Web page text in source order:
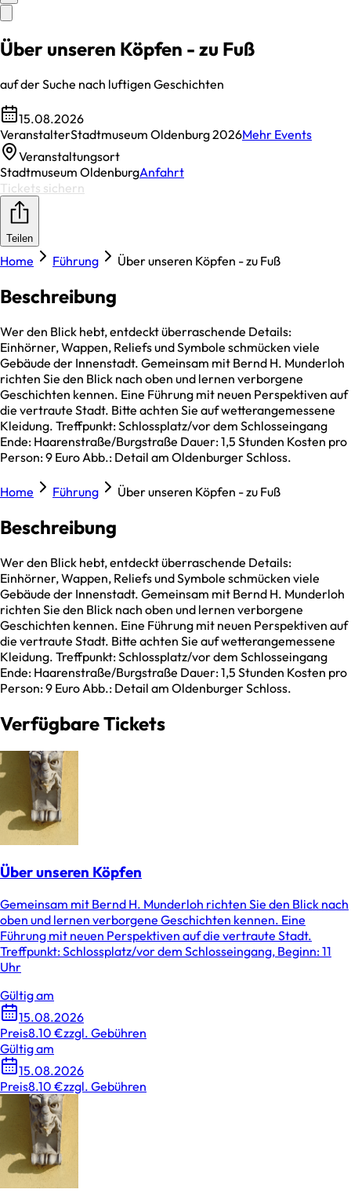
Über unseren Köpfen - zu Fuß
auf der Suche nach luftigen Geschichten
15.08.2026
VeranstalterStadtmuseum Oldenburg 2026Mehr Events
Veranstaltungsort
Stadtmuseum OldenburgAnfahrt
Tickets sichern
Teilen
Home Führung Über unseren Köpfen - zu Fuß
Beschreibung
Wer den Blick hebt, entdeckt überraschende Details:
Einhörner, Wappen, Reliefs und Symbole schmücken viele
Gebäude der Innenstadt. Gemeinsam mit Bernd H. Munderloh
richten Sie den Blick nach oben und lernen verborgene
Geschichten kennen. Eine Führung mit neuen Perspektiven auf
die vertraute Stadt. Bitte achten Sie auf wetterangemessene
Kleidung. Treffpunkt: Schlossplatz/vor dem Schlosseingang
Ende: Haarenstraße/Burgstraße Dauer: 1,5 Stunden Kosten pro
Person: 9 Euro Abb.: Detail am Oldenburger Schloss.
Home Führung Über unseren Köpfen - zu Fuß
Beschreibung
Wer den Blick hebt, entdeckt überraschende Details:
Einhörner, Wappen, Reliefs und Symbole schmücken viele
Gebäude der Innenstadt. Gemeinsam mit Bernd H. Munderloh
richten Sie den Blick nach oben und lernen verborgene
Geschichten kennen. Eine Führung mit neuen Perspektiven auf
die vertraute Stadt. Bitte achten Sie auf wetterangemessene
Kleidung. Treffpunkt: Schlossplatz/vor dem Schlosseingang
Ende: Haarenstraße/Burgstraße Dauer: 1,5 Stunden Kosten pro
Person: 9 Euro Abb.: Detail am Oldenburger Schloss.
Verfügbare Tickets
Über unseren Köpfen
Gemeinsam mit Bernd H. Munderloh richten Sie den Blick nach
oben und lernen verborgene Geschichten kennen. Eine
Führung mit neuen Perspektiven auf die vertraute Stadt.
Treffpunkt: Schlossplatz/vor dem Schlosseingang, Beginn: 11
Uhr
Gültig am
15.08.2026
Preis8.10 €zzgl. Gebühren
Gültig am
15.08.2026
Preis8.10 €zzgl. Gebühren